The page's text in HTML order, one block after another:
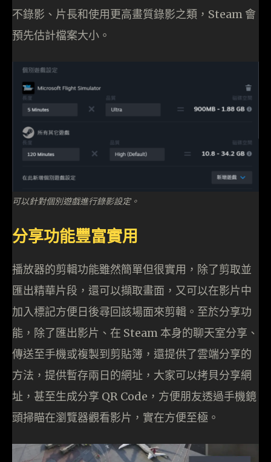
不錄影、片長和使用更高畫質錄影之類，Steam 會
預先估計檔案大小。
可以針對個別遊戲進行錄影設定。
分享功能豐富實用
播放器的剪輯功能雖然簡單但很實用，除了剪取並
匯出精華片段，還可以擷取畫面，又可以在影片中
加入標記方便日後尋回該場面來剪輯。至於分享功
能，除了匯出影片、在 Steam 本身的聊天室分享、
傳送至手機或複製到剪貼簿，還提供了雲端分享的
方法，提供暫存兩日的網址，大家可以拷貝分享網
址，甚至生成分享 QR Code，方便朋友透過手機鏡
頭掃瞄在瀏覽器觀看影片，實在方便至極。